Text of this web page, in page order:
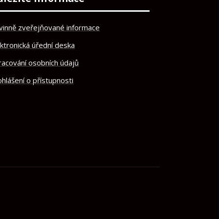
zveřejňované informace
úřední deska
osobních údajů
o přístupnosti